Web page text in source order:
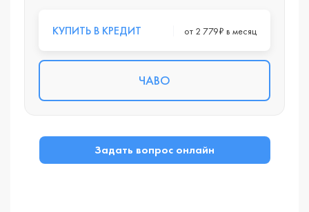
КУПИТЬ В КРЕДИТ от 2 779₽ в месяц
ЧАВО
Задать вопрос онлайн